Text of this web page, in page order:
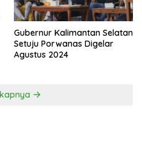
Gubernur Kalimantan Selatan
Setuju Porwanas Digelar
Agustus 2024